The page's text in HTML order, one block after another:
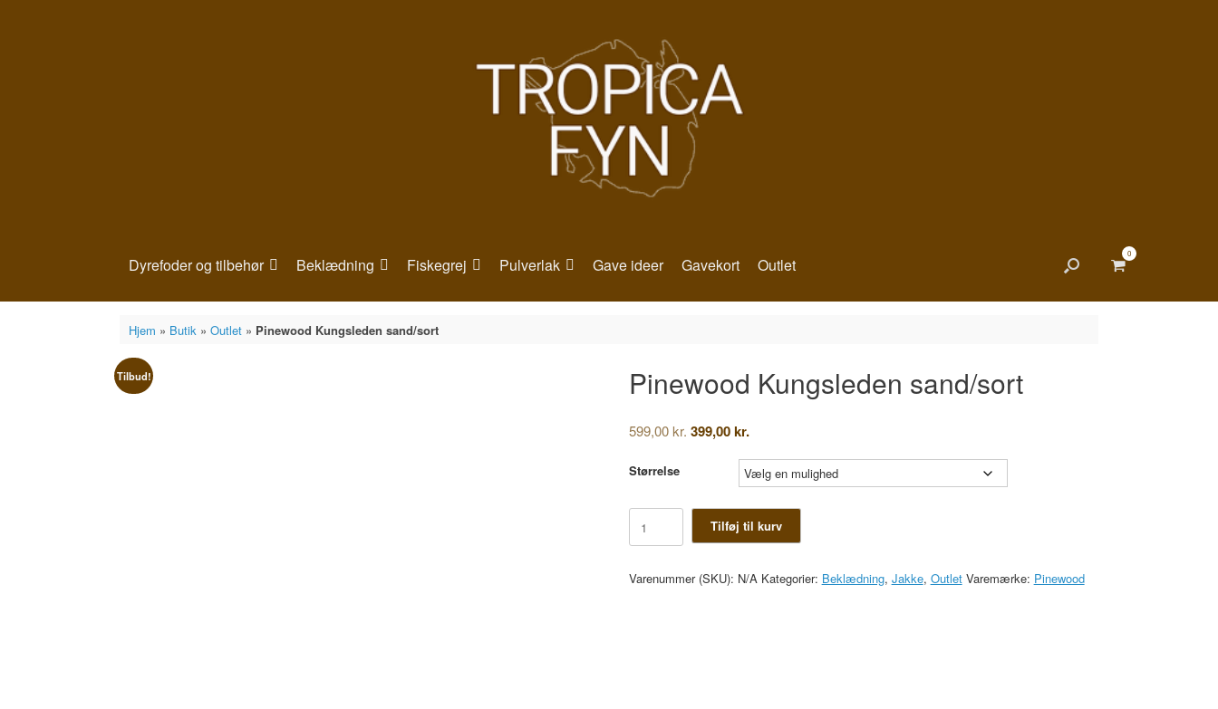
Dyrefoder og tilbehør Beklædning Fiskegrej Pulverlak Gave ideer Gavekort Outlet
View
cart
0
Hjem » Butik» Outlet» Pinewood Kungsleden sand/sort
Tilbud! Pinewood Kungsleden sand/sort
599,00kr. Den
399,00kr.
pris
er:
Størrelse
Pinewood
Kungsleden
sand/sort
Tilføj til kurv
Varenummer (SKU): N/A Kategorier: Beklædning, Jakke, Outlet Varemærke: Pinewood